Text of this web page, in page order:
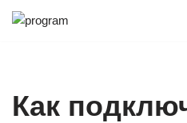
Как